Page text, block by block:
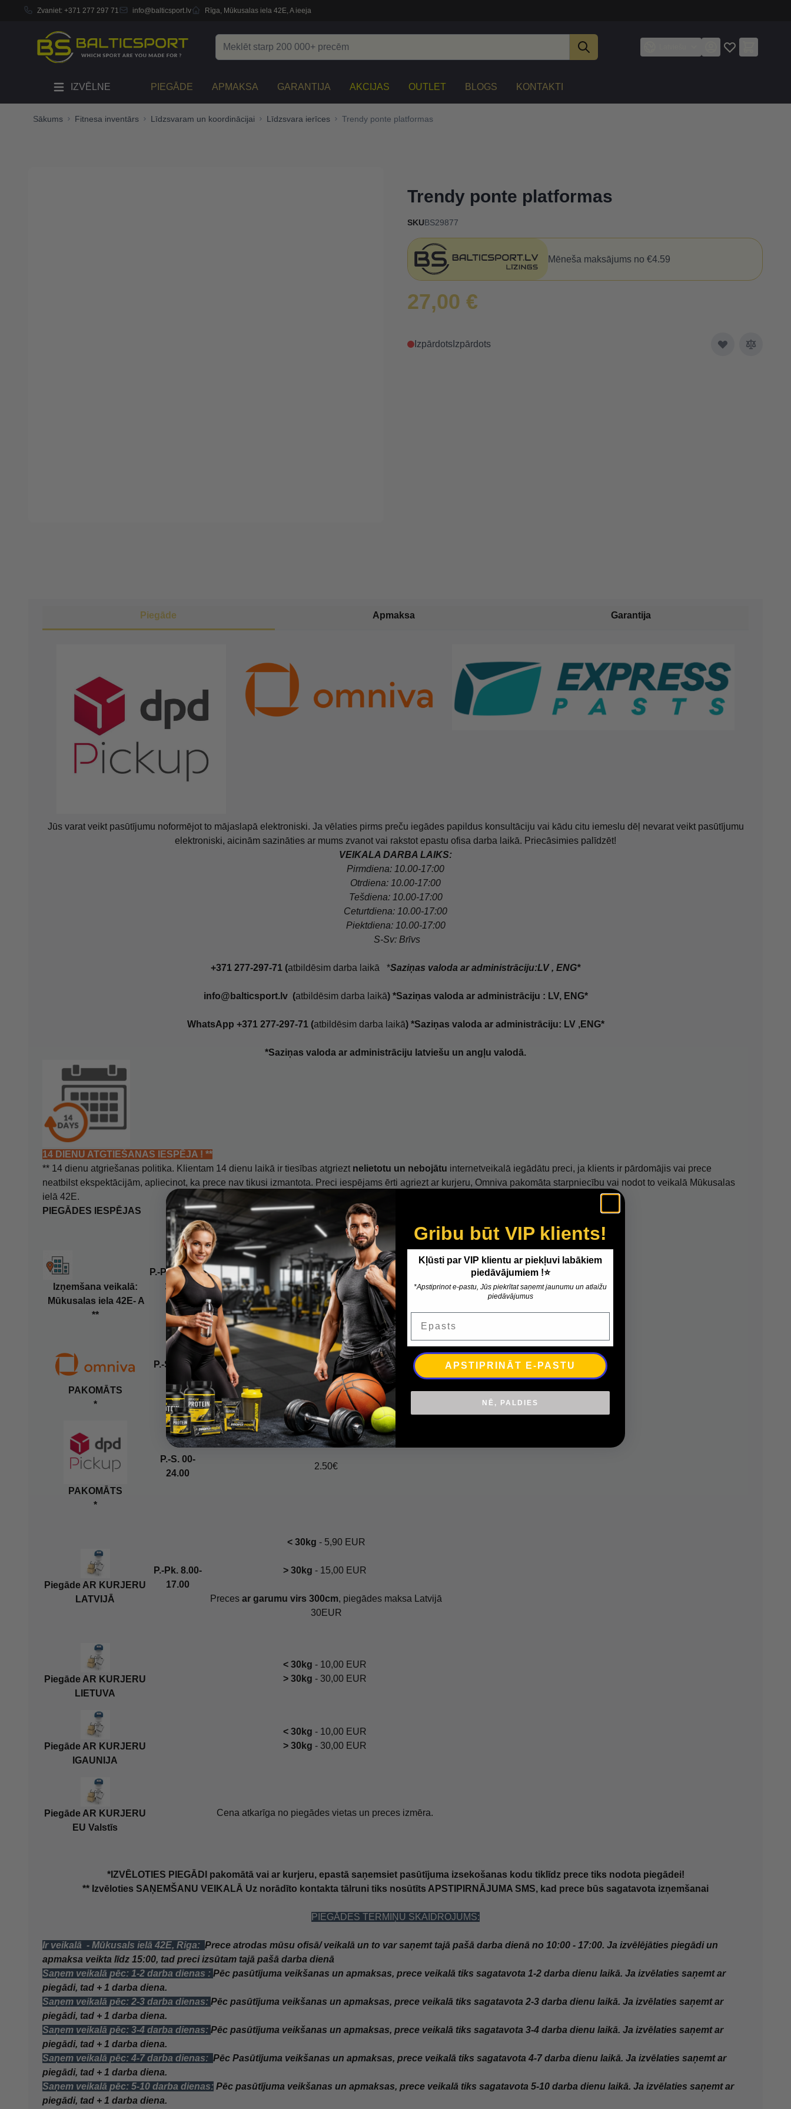
Zvaniet: +371 277 297 71 info@balticsport.lv Rīga, Mūkusalas iela 42E, A ieeja
IZVĒLNE PIEGĀDE APMAKSA GARANTIJA AKCIJAS OUTLET BLOGS KONTAKTI
Sākums Fitnesa inventārs Līdzsvaram un koordinācijai Līdzsvara ierīces Trendy ponte platformas
Trendy ponte platformas
SKUBS29877
Mēneša maksājums no €4.59
27,00 €
Izpārdots Izpārdots
Piegāde Apmaksa Garantija
Jūs varat veikt pasūtījumu noformējot to mājaslapā elektroniski. Ja vēlaties pirms preču iegādes papildus konsultāciju vai kādu citu iemeslu dēļ nevarat veikt pasūtījumu
elektroniski, aicinām sazināties ar mums zvanot vai rakstot epastu ofisa darba laikā. Priecāsimies palīdzēt!
VEIKALA DARBA LAIKS:
Pirmdiena: 10.00-17:00
Otrdiena: 10.00-17:00
Tešdiena: 10.00-17:00
Ceturtdiena: 10.00-17:00
Piektdiena: 10.00-17:00
S-Sv: Brīvs
+371 277-297-71 (atbildēsim darba laikā *Saziņas valoda ar administrāciju:LV , ENG*
info@balticsport.lv (atbildēsim darba laikā) *Saziņas valoda ar administrāciju : LV, ENG*
WhatsApp +371 277-297-71 (atbildēsim darba laikā) *Saziņas valoda ar administrāciju: LV ,ENG*
*Saziņas valoda ar administrāciju latviešu un angļu valodā.
14 DIENU ATGTIEŠANAS IESPĒJA ! **
** 14 dienu atgriešanas politika. Klientam 14 dienu laikā ir tiesības atgriezt nelietotu un nebojātu internetveikalā iegādātu preci, ja klients ir pārdomājis vai prece
neatbilst ekspektācijām, apliecinot, ka prece nav tikusi izmantota. Preci iespējams ērti agriezt ar kurjeru, Omniva pakomāta starpniecību vai nodot to veikalā Mūkusalas
ielā 42E.
PIEGĀDES IESPĒJAS
Izņemšana veikalā:
Mūkusalas iela 42E- A
**
P.-Pk. 10.00 -
17.00
BEZMAKSAS
PAKOMĀTS
*
P.-S. 00.00-
2.99€
PAKOMĀTS
*
P.-S. 00-
24.00
2.50€
Piegāde AR KURJERU
LATVIJĀ
P.-Pk. 8.00-
17.00
< 30kg - 5,90 EUR
> 30kg - 15,00 EUR
Preces ar garumu virs 300cm, piegādes maksa Latvijā
30EUR
Piegāde AR KURJERU
LIETUVA
< 30kg - 10,00 EUR
> 30kg - 30,00 EUR
Piegāde AR KURJERU
IGAUNIJA
< 30kg - 10,00 EUR
> 30kg - 30,00 EUR
Piegāde AR KURJERU
EU Valstīs
Cena atkarīga no piegādes vietas un preces izmēra.
*IZVĒLOTIES PIEGĀDI pakomātā vai ar kurjeru, epastā saņemsiet pasūtījuma izsekošanas kodu tiklīdz prece tiks nodota piegādei!
** Izvēloties SAŅEMŠANU VEIKALĀ Uz norādīto kontakta tālruni tiks nosūtīts APSTIPIRNĀJUMA SMS, kad prece būs sagatavota izņemšanai
PIEGĀDES TERMIŅU SKAIDROJUMS:
Ir veikalā - Mūkusals ielā 42E, Riga: Prece atrodas mūsu ofisā/ veikalā un to var saņemt tajā pašā darba dienā no 10:00 - 17:00. Ja izvēlējāties piegādi un
apmaksa veikta līdz 15:00, tad preci izsūtam tajā pašā darba dienā
Saņem veikalā pēc: 1-2 darba dienas : Pēc pasūtījuma veikšanas un apmaksas, prece veikalā tiks sagatavota 1-2 darba dienu laikā. Ja izvēlaties saņemt ar
piegādi, tad + 1 darba diena.
Saņem veikalā pēc: 2-3 darba dienas: Pēc pasūtījuma veikšanas un apmaksas, prece veikalā tiks sagatavota 2-3 darba dienu laikā. Ja izvēlaties saņemt ar
piegādi, tad + 1 darba diena.
Saņem veikalā pēc: 3-4 darba dienas: Pēc pasūtījuma veikšanas un apmaksas, prece veikalā tiks sagatavota 3-4 darba dienu laikā. Ja izvēlaties saņemt ar
piegādi, tad + 1 darba diena.
Saņem veikalā pēc: 4-7 darba dienas: Pēc Pasūtījuma veikšanas un apmaksas, prece veikalā tiks sagatavota 4-7 darba dienu laikā. Ja izvēlaties saņemt ar
piegādi, tad + 1 darba diena.
Saņem veikalā pēc: 5-10 darba dienas: Pēc pasūtījuma veikšanas un apmaksas, prece veikalā tiks sagatavota 5-10 darba dienu laikā. Ja izvēlaties saņemt ar
piegādi, tad + 1 darba diena.
Gribu būt VIP klients!
Kļūsti par VIP klientu ar piekļuvi labākiem
piedāvājumiem !⭐
*Apstiprinot e-pastu, Jūs piekrītat saņemt jaunumu un atlaižu
piedāvājumus
APSTIPRINĀT E-PASTU
NĒ, PALDIES